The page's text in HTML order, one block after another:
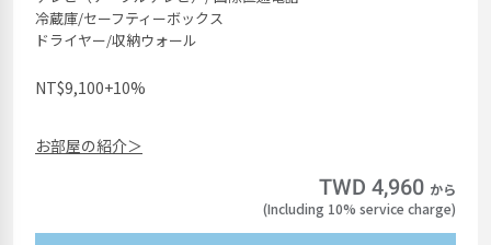
冷蔵庫/セーフティーボックス
ドライヤー/収納ウォール
NT$9,100+10%
お部屋の紹介＞
TWD 4,960 から
(Including 10% service charge)